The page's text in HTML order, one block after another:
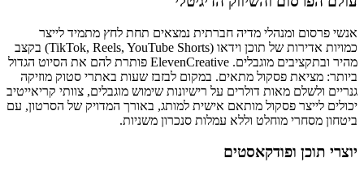
אנשי פרסום ומנהלי מדיה חברתית נמצאים תחת לחץ מתמיד לייצר
כמויות אדירות של תוכן וידאו (TikTok, Reels, YouTube Shorts) בקצב
מהיר ובתקציבים מוגבלים. ElevenCreative פותרת להם את הסיוט הגדול
ביותר: מציאת פסקול מתאים. במקום לבזבז שעות באתרי סטוק מוזיקה
גנריים ולשלם מאות דולרים על רישיונות שימוש מוגבלים, צוותי קריאייטיב
יכולים לייצר פסקול מותאם אישית למותג, באורך המדויק של הסרטון, עם
ביטחון מסחרי מוחלט וללא עמלות סנכרון משניות.
יוצרי תוכן ופודקאסטים